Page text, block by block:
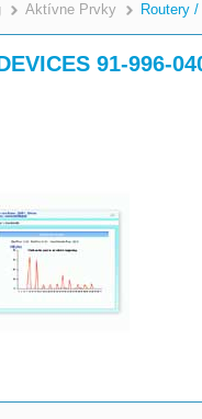
>
Aktívne Prvky Routery
91-996-